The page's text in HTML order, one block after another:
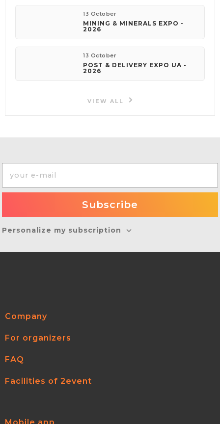
13 October
MINING & MINERALS EXPO -
2026
13 October
POST & DELIVERY EXPO UA -
2026
VIEW ALL
Personalize my subscription
Company
For organizers
FAQ
Facilities of 2event